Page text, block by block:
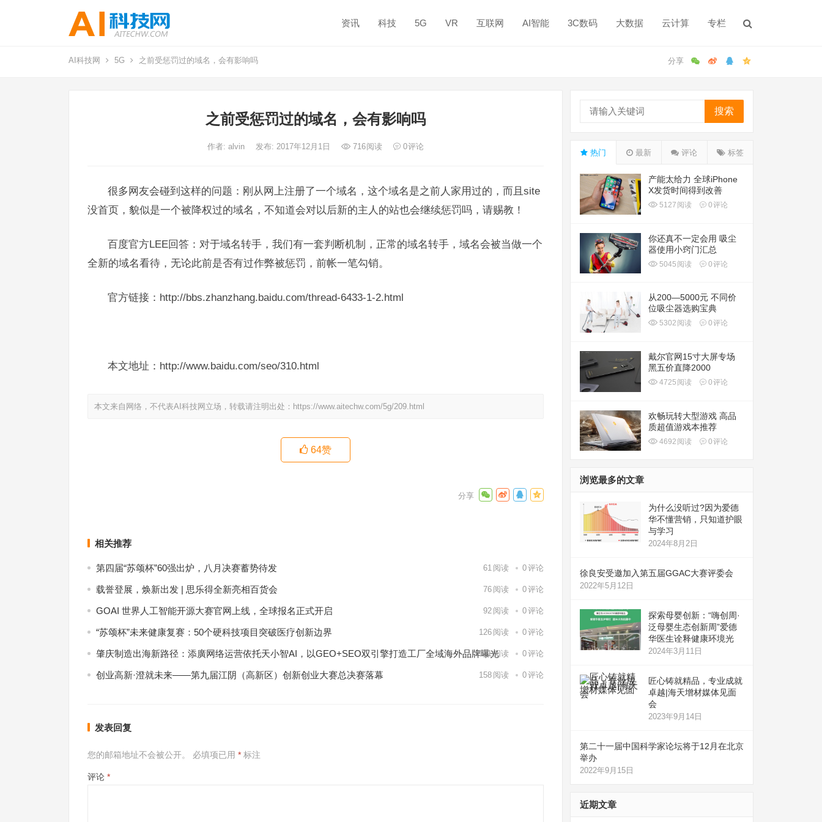
资讯 科技 5G VR 互联网 AI智能 3C数码 大数据 云计算 专栏
AI科技网 5G 之前受惩罚过的域名，会有影响吗
之前受惩罚过的域名，会有影响吗
作者: alvin 发布: 2017年12月1日 716阅读 0评论
很多网友会碰到这样的问题：刚从网上注册了一个域名，这个域名是之前人家用过的，而且site
没首页，貌似是一个被降权过的域名，不知道会对以后新的主人的站也会继续惩罚吗，请赐教！
百度官方LEE回答：对于域名转手，我们有一套判断机制，正常的域名转手，域名会被当做一个
全新的域名看待，无论此前是否有过作弊被惩罚，前帐一笔勾销。
官方链接：http://bbs.zhanzhang.baidu.com/thread-6433-1-2.html
本文地址：http://www.baidu.com/seo/310.html
本文来自网络，不代表AI科技网立场，转载请注明出处： https://www.aitechw.com/5g/209.html
64赞
相关推荐
第四届“苏颂杯”60强出炉，八月决赛蓄势待发 61 阅读 0评论
载誉登展，焕新出发 | 思乐得全新亮相百货会 76 阅读 0评论
GOAI 世界人工智能开源大赛官网上线，全球报名正式开启 92 阅读 0评论
“苏颂杯”未来健康复赛：50个硬科技项目突破医疗创新边界 126 阅读 0评论
肇庆制造出海新路径：添廣网络运营依托天小智AI，以GEO+SEO双引擎打造工厂全域海外品牌曝光
141阅读 0评论
创业高新·澄就未来——第九届江阴（高新区）创新创业大赛总决赛落幕 158 阅读 0评论
发表回复
您的邮箱地址不会被公开。 必填项已用 * 标注
评论 *
搜索
热门 最新 评论 标签
产能太给力 全球iPhone
X发货时间得到改善
5127 阅读 0评论
你还真不一定会用 吸尘
器使用小窍门汇总
5045 阅读 0评论
从200—5000元 不同价
位吸尘器选购宝典
5302 阅读 0评论
戴尔官网15寸大屏专场
黑五价直降2000
4725 阅读 0评论
欢畅玩转大型游戏 高品
质超值游戏本推荐
4692 阅读 0评论
浏览最多的文章
为什么没听过?因为爱德
华不懂营销，只知道护眼
与学习
2024年8月2日
徐良安受邀加入第五届GGAC大赛评委会
2022年5月12日
探索母婴创新：“嗨创周·
泛母婴生态创新周”爱德
华医生诠释健康环境光
2024年3月11日
匠心铸就精品，专业成就
卓越|海天增材媒体见面
会
2023年9月14日
第二十一届中国科学家论坛将于12月在北京
举办
2022年9月15日
近期文章